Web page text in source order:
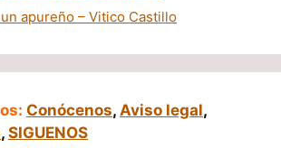
apureño – Vitico Castillo
Conócenos, Aviso legal,
, SIGUENOS